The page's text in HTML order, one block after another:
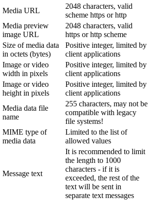
Media URL
2048 characters, valid
scheme https or http
Media preview
image URL
2048 characters, valid
https or http scheme
Size of media data
in octets (bytes)
Positive integer, limited by
client applications
Image or video
width in pixels
Positive integer, limited by
client applications
Image or video
height in pixels
Positive integer, limited by
client applications
Media data file
name
255 characters, may not be
compatible with legacy
file systems!
MIME type of
media data
Limited to the list of
allowed values
Message text
It is recommended to limit
the length to 1000
characters - if it is
exceeded, the rest of the
text will be sent in
separate text messages